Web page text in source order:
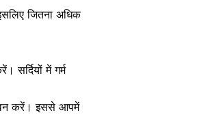
जितना अधिक
में गर्म
करें। इससे आपमें